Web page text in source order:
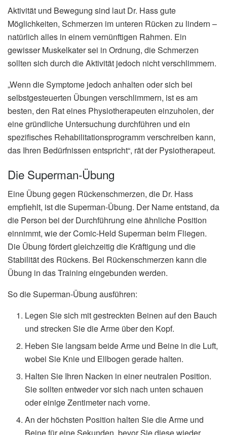
Aktivität und Bewegung sind laut Dr. Hass gute
Möglichkeiten, Schmerzen im unteren Rücken zu lindern –
natürlich alles in einem vernünftigen Rahmen. Ein
gewisser Muskelkater sei in Ordnung, die Schmerzen
sollten sich durch die Aktivität jedoch nicht verschlimmern.
„Wenn die Symptome jedoch anhalten oder sich bei
selbstgesteuerten Übungen verschlimmern, ist es am
besten, den Rat eines Physiotherapeuten einzuholen, der
eine gründliche Untersuchung durchführen und ein
spezifisches Rehabilitationsprogramm verschreiben kann,
das Ihren Bedürfnissen entspricht“, rät der Pysiotherapeut.
Die Superman-Übung
Eine Übung gegen Rückenschmerzen, die Dr. Hass
empfiehlt, ist die Superman-Übung. Der Name entstand, da
die Person bei der Durchführung eine ähnliche Position
einnimmt, wie der Comic-Held Superman beim Fliegen.
Die Übung fördert gleichzeitig die Kräftigung und die
Stabilität des Rückens. Bei Rückenschmerzen kann die
Übung in das Training eingebunden werden.
So die Superman-Übung ausführen:
Legen Sie sich mit gestreckten Beinen auf den Bauch
und strecken Sie die Arme über den Kopf.
Heben Sie langsam beide Arme und Beine in die Luft,
wobei Sie Knie und Ellbogen gerade halten.
Halten Sie Ihren Nacken in einer neutralen Position.
Sie sollten entweder vor sich nach unten schauen
oder einige Zentimeter nach vorne.
An der höchsten Position halten Sie die Arme und